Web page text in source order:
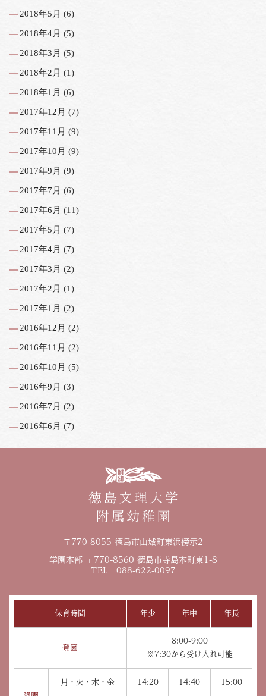
2018年5月 (6)
2018年4月 (5)
2018年3月 (5)
2018年2月 (1)
2018年1月 (6)
2017年12月 (7)
2017年11月 (9)
2017年10月 (9)
2017年9月 (9)
2017年7月 (6)
2017年6月 (11)
2017年5月 (7)
2017年4月 (7)
2017年3月 (2)
2017年2月 (1)
2017年1月 (2)
2016年12月 (2)
2016年11月 (2)
2016年10月 (5)
2016年9月 (3)
2016年7月 (2)
2016年6月 (7)
〒770-8055 徳島市山城町東浜傍示2
学園本部 〒770-8560 徳島市寺島本町東1-8
TEL 088-622-0097
保育時間 年少 年中 年長
登園
8:00-9:00
※7:30から受け入れ可能
月・火・木・金 14:20 14:40 15:00